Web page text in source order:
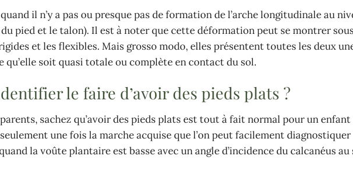
il n’y a pas ou presque pas de formation de l’arche longitudinale au
pied et le talon). Il est à noter que cette déformation peut se montrer
et les flexibles. Mais grosso modo, elles présentent toutes les deux
qu’elle soit quasi totale ou complète en contact du sol.
le faire d’avoir des pieds plats ?
sachez qu’avoir des pieds plats est tout à fait normal pour un
une fois la marche acquise que l’on peut facilement diagnostiquer
la voûte plantaire est basse avec un angle d’incidence du calcanéus au